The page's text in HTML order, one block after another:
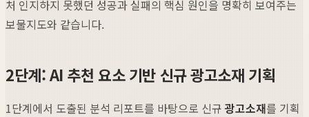
처 인지하지 못했던 성공과 실패의 핵심 원인을 명확히 보여주는
보물지도와 같습니다.
2단계: AI 추천 요소 기반 신규 광고소재 기획
1단계에서 도출된 분석 리포트를 바탕으로 신규광고소재를 기획